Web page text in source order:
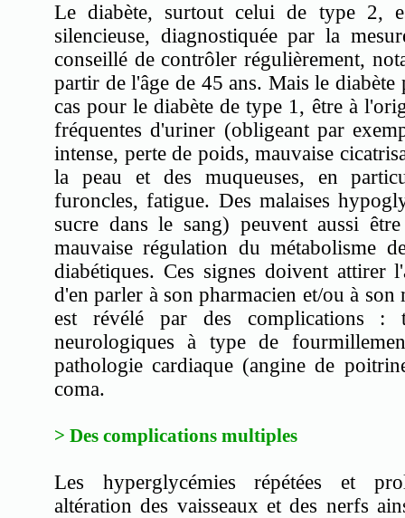
Le diabète, surtout celui de type 2,
silencieuse, diagnostiquée par la
conseillé de contrôler régulièrement,
partir de l'âge de 45 ans. Mais le diabète
cas pour le diabète de type 1, être à
fréquentes d'uriner (obligeant par
intense, perte de poids, mauvaise
la peau et des muqueuses, en
furoncles, fatigue. Des malaises
sucre dans le sang) peuvent aussi
mauvaise régulation du métabolisme
diabétiques. Ces signes doivent attirer
d'en parler à son pharmacien et/ou à
est révélé par des complications :
neurologiques à type de
pathologie cardiaque (angine de
coma.
> Des complications multiples
Les hyperglycémies répétées et
altération des vaisseaux et des nerfs